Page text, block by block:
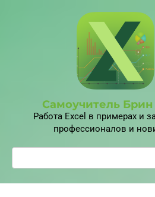
Самоучитель Брин
Работа Excel в примерах и
профессионалов и
Поиск: